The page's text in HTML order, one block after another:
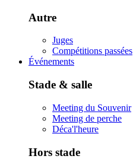
Autre
Juges
Compétitions passées
Événements
Stade & salle
Meeting du Souvenir
Meeting de perche
Déca'l'heure
Hors stade